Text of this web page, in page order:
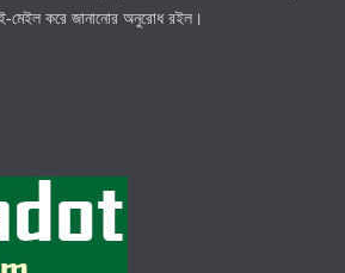
মেইল করে জানানোর অনুরোধ রইল।